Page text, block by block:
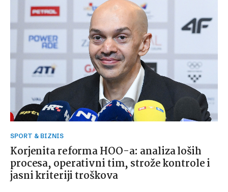
SPORT & BIZNIS
Korjenita reforma HOO-a: analiza loših
procesa, operativni tim, strože kontrole i
jasni kriteriji troškova